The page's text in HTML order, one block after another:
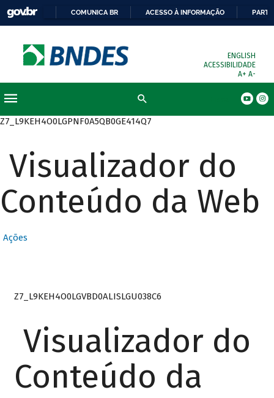
COMUNICA BR ACESSO À INFORMAÇÃO
ENGLISH
ACESSIBILIDADE
A+ A-
Z7_L9KEH4O0LGPNF0A5QB0GE414Q7
Visualizador do
Conteúdo da Web
Ações
Z7_L9KEH4O0LGVBD0ALISLGU038C6
Visualizador do
Conteúdo da